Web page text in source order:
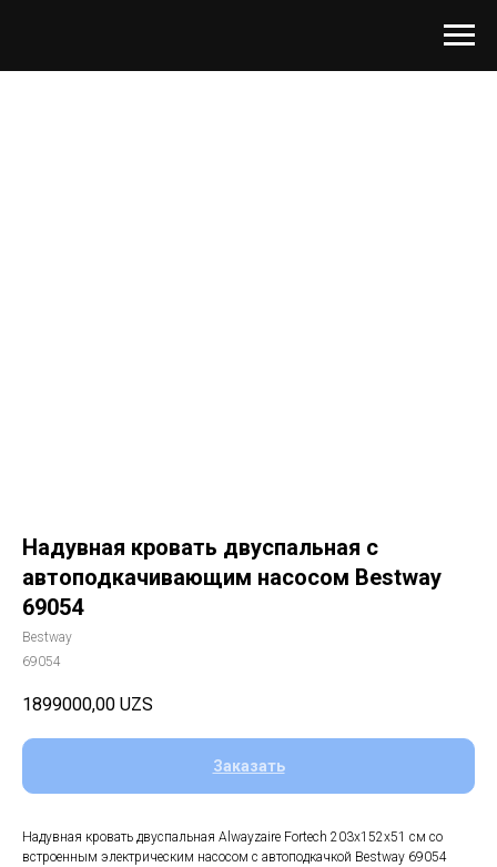
Надувная кровать двуспальная с
автоподкачивающим насосом Bestway
69054
Bestway
69054
1899000,00 UZS
Заказать
Надувная кровать двуспальная Alwayzaire Fortech 203x152x51 см со
встроенным электрическим насосом с автоподкачкой Bestway 69054